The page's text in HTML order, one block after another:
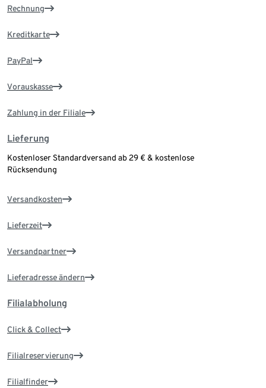
Rechnung
Kreditkarte
PayPal
Vorauskasse
Zahlung in der Filiale
Lieferung
Kostenloser Standardversand ab 29 € & kostenlose
Rücksendung
Versandkosten
Lieferzeit
Versandpartner
Lieferadresse ändern
Filialabholung
Click & Collect
Filialreservierung
Filialfinder